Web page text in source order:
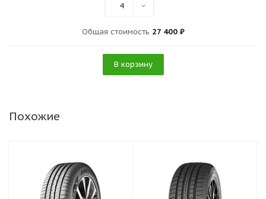
4
Общая стоимость 27 400 ₽
В корзину
Похожие